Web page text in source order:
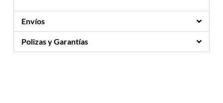
Envíos
Polizas y Garantías